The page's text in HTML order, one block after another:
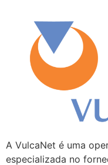
A VulcaNet é uma
especializada no